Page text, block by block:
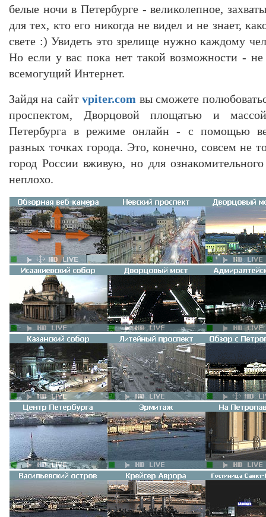
белые ночи в Петербурге - великолепное,
для тех, кто его никогда не видел и не знает,
свете :) Увидеть это зрелище нужно каждому
Но если у вас пока нет такой возможности -
всемогущий Интернет.
Зайдя на сайтvpiter.com вы сможете
проспектом, Дворцовой площатью и
Петербурга в режиме онлайн - с помощью
разных точках города. Это, конечно, совсем не
город России вживую, но для
неплохо.